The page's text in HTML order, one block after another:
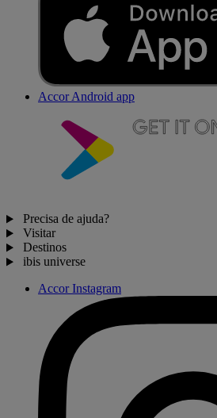
Accor Android app
Precisa de ajuda?
Visitar
Destinos
ibis universe
Accor Instagram